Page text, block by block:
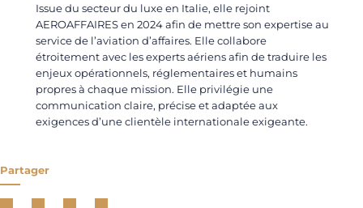
Issue du secteur du luxe en Italie, elle rejoint
AEROAFFAIRES en 2024 afin de mettre son expertise au
service de l’aviation d’affaires. Elle collabore
étroitement avec les experts aériens afin de traduire les
enjeux opérationnels, réglementaires et humains
propres à chaque mission. Elle privilégie une
communication claire, précise et adaptée aux
exigences d’une clientèle internationale exigeante.
Partager